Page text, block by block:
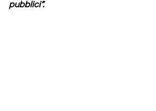
pubblici”.